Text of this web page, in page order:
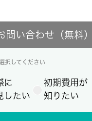
い合わせ（無料）
択してください
に
したい
初期費用が
知りたい